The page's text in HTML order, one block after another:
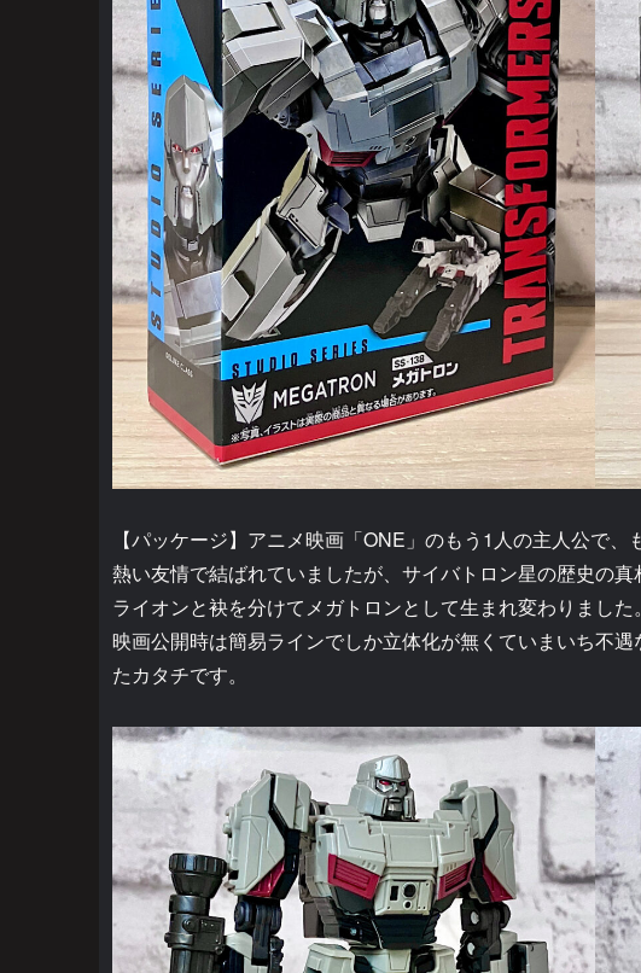
【パッケージ】アニメ映画「ONE」のもう1人の主人公で
熱い友情で結ばれていましたが、サイバトロン星の歴史の
ライオンと袂を分けてメガトロンとして生まれ変わりました。
映画公開時は簡易ラインでしか立体化が無くていまいち不
たカタチです。